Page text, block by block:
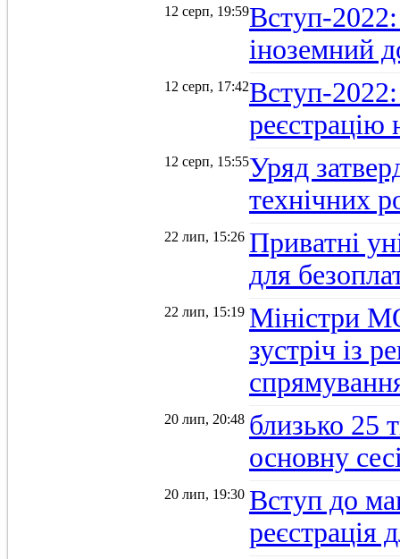
12 серп, 19:59Вступ-
іноземний
12 серп, 17:42Вступ-
12 серп, 15:55Уряд
технічних
22 лип, 15:26 Приватні
для
22 лип, 15:19 Міністри
зустріч із
20 лип, 20:48 близько 25
основну
20 лип, 19:30 Вступ до